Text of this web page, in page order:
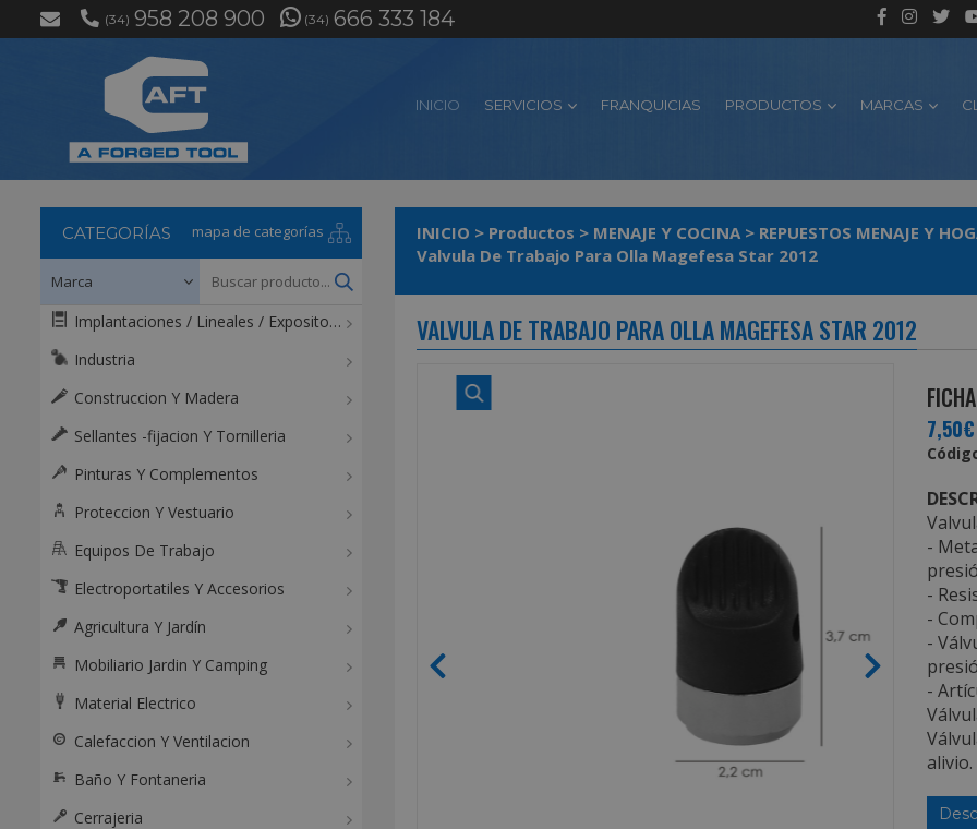
(34) 958 208 900 (34) 666 333 184
INICIO SERVICIOS FRANQUICIAS PRODUCTOS MARCAS
INICIO > Productos > MENAJE Y COCINA > REPUESTOS MENAJE Y
Valvula De Trabajo Para Olla Magefesa Star 2012
VALVULA DE TRABAJO PARA OLLA MAGEFESA STAR 2012
7,50€
-
-
-
-
-
alivio.
CATEGORÍAS mapa de categorías
Implantaciones / Lineales / Expositores / Mostradores
Industria
Construccion Y Madera
Sellantes -fijacion Y Tornilleria
Pinturas Y Complementos
Proteccion Y Vestuario
Equipos De Trabajo
Electroportatiles Y Accesorios
Agricultura Y Jardín
Mobiliario Jardin Y Camping
Material Electrico
Calefaccion Y Ventilacion
Baño Y Fontaneria
Cerrajeria